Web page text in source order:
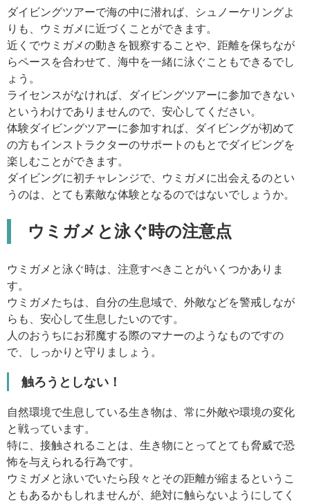
ダイビングツアーで海の中に潜れば、シュノーケリングよ
りも、ウミガメに近づくことができます。
近くでウミガメの動きを観察することや、距離を保ちなが
らペースを合わせて、海中を一緒に泳ぐこともできるでし
ょう。
ライセンスがなければ、ダイビングツアーに参加できない
というわけでありませんので、安心してください。
体験ダイビングツアーに参加すれば、ダイビングが初めて
の方もインストラクターのサポートのもとでダイビングを
楽しむことができます。
ダイビングに初チャレンジで、ウミガメに出会えるのとい
うのは、とても素敵な体験となるのではないでしょうか。
ウミガメと泳ぐ時の注意点
ウミガメと泳ぐ時は、注意すべきことがいくつかありま
す。
ウミガメたちは、自分の生息域で、外敵などを警戒しなが
らも、安心して生息したいのです。
人のおうちにお邪魔する際のマナーのようなものですの
で、しっかりと守りましょう。
触ろうとしない！
自然環境で生息している生き物は、常に外敵や環境の変化
と戦っています。
特に、接触されることは、生き物にとってとても脅威で恐
怖を与えられる行為です。
ウミガメと泳いでいたら段々とその距離が縮まるというこ
ともあるかもしれませんが、絶対に触らないようにしてく